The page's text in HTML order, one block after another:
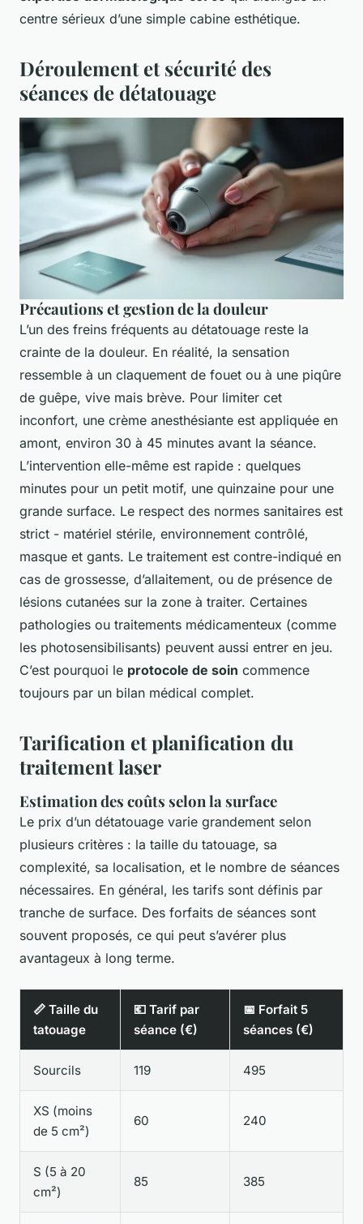
centre sérieux d’une simple cabine esthétique.
Déroulement et sécurité des
séances de détatouage
Précautions et gestion de la douleur
L’un des freins fréquents au détatouage reste la
crainte de la douleur. En réalité, la sensation
ressemble à un claquement de fouet ou à une piqûre
de guêpe, vive mais brève. Pour limiter cet
inconfort, une crème anesthésiante est appliquée en
amont, environ 30 à 45 minutes avant la séance.
L’intervention elle-même est rapide : quelques
minutes pour un petit motif, une quinzaine pour une
grande surface. Le respect des normes sanitaires est
strict - matériel stérile, environnement contrôlé,
masque et gants. Le traitement est contre-indiqué en
cas de grossesse, d’allaitement, ou de présence de
lésions cutanées sur la zone à traiter. Certaines
pathologies ou traitements médicamenteux (comme
les photosensibilisants) peuvent aussi entrer en jeu.
C’est pourquoi le protocole de soin commence
toujours par un bilan médical complet.
Tarification et planification du
traitement laser
Estimation des coûts selon la surface
Le prix d’un détatouage varie grandement selon
plusieurs critères : la taille du tatouage, sa
complexité, sa localisation, et le nombre de séances
nécessaires. En général, les tarifs sont définis par
tranche de surface. Des forfaits de séances sont
souvent proposés, ce qui peut s’avérer plus
avantageux à long terme.
📏 Taille du
tatouage
💶 Tarif par
séance (€)
📅 Forfait 5
séances (€)
Sourcils 119 495
XS (moins
de 5 cm²)
60 240
S (5 à 20
cm²)
85 385